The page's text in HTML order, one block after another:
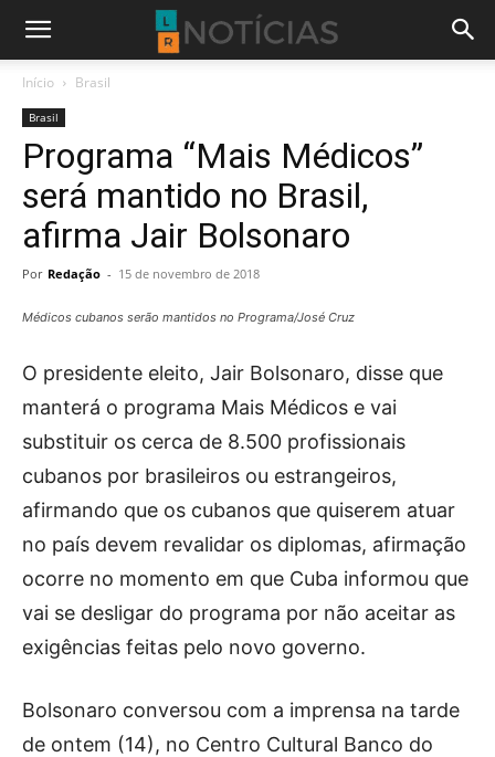
Início Brasil
Brasil
Programa “Mais Médicos”
será mantido no Brasil,
afirma Jair Bolsonaro
Por Redação - 15 de novembro de 2018
Médicos cubanos serão mantidos no Programa/José Cruz
O presidente eleito, Jair Bolsonaro, disse que
manterá o programa Mais Médicos e vai
substituir os cerca de 8.500 profissionais
cubanos por brasileiros ou estrangeiros,
afirmando que os cubanos que quiserem atuar
no país devem revalidar os diplomas, afirmação
ocorre no momento em que Cuba informou que
vai se desligar do programa por não aceitar as
exigências feitas pelo novo governo.
Bolsonaro conversou com a imprensa na tarde
de ontem (14), no Centro Cultural Banco do